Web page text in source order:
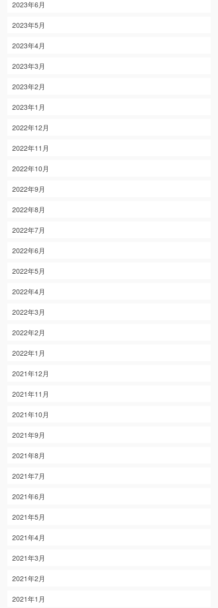
2023年6月
2023年5月
2023年4月
2023年3月
2023年2月
2023年1月
2022年12月
2022年11月
2022年10月
2022年9月
2022年8月
2022年7月
2022年6月
2022年5月
2022年4月
2022年3月
2022年2月
2022年1月
2021年12月
2021年11月
2021年10月
2021年9月
2021年8月
2021年7月
2021年6月
2021年5月
2021年4月
2021年3月
2021年2月
2021年1月